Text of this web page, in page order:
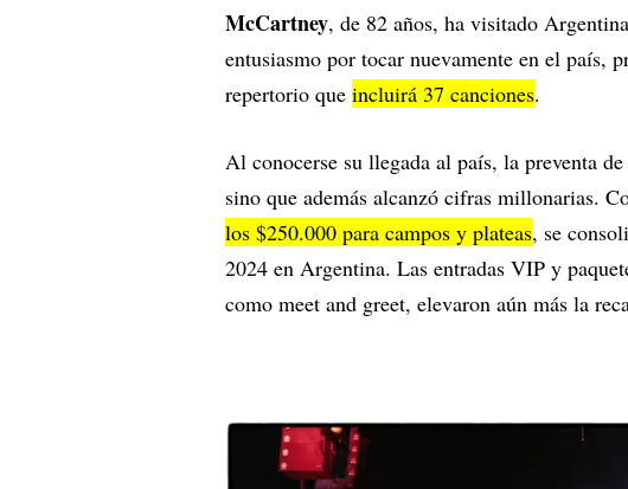
McCartney, de 82 años, ha visitado
entusiasmo por tocar nuevamente en el país,
repertorio que incluirá 37 canciones.
Al conocerse su llegada al país, la preventa
sino que además alcanzó cifras millonarias.
los $250.000 para campos y plateas, se
2024 en Argentina. Las entradas VIP y
como meet and greet, elevaron aún más la